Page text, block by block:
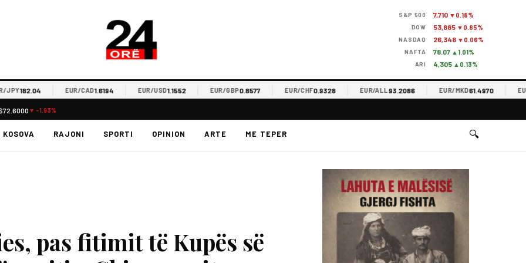
S&P 500 7,710 ▼0.18%
DOW 53,885 ▼0.85%
NASDAQ 26,348 ▼0.06%
NAFTA 78.07 ▲1.01%
ARI 4,305 ▲0.13%
182.04 EUR/CAD1.6194 EUR/USD1.1552 EUR/GBP0.8577 EUR/CHF0.9328 EUR/ALL93.2086 EUR/MKD61.4970 EUR/
▼ -1.93%
KOSOVA RAJONI SPORTI OPINION ARTE ME TEPER 🔍
pas fitimit të Kupës së